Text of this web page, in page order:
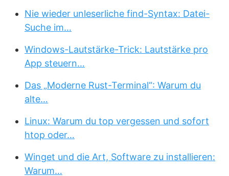
Nie wieder unleserliche find-Syntax: Datei-
Suche im…
Windows-Lautstärke-Trick: Lautstärke pro
App steuern…
Das „Moderne Rust-Terminal“: Warum du
alte…
Linux: Warum du top vergessen und sofort
htop oder…
Winget und die Art, Software zu installieren:
Warum…